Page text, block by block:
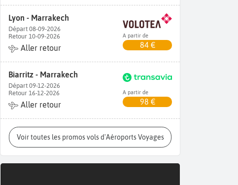
Lyon - Marrakech
Départ 08-09-2026
Retour 10-09-2026
Aller retour
A partir de
84 €
Biarritz - Marrakech
Départ 09-12-2026
Retour 16-12-2026
Aller retour
A partir de
98 €
Voir toutes les promos vols d'Aéroports Voyages